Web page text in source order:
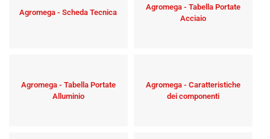
Agromega - Scheda Tecnica
Agromega - Tabella Portate
Acciaio
Agromega - Tabella Portate
Alluminio
Agromega - Caratteristiche
dei componenti